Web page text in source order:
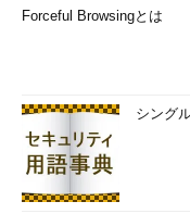
Forceful Browsingとは
シング